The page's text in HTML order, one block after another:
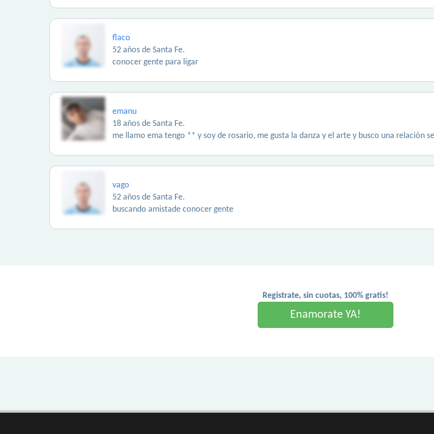
flaco
52 años de Santa Fe.
conocer gente para ligar
emanu
18 años de Santa Fe.
me llamo ema tengo ** y soy de rosario, me gusta la danza y el arte y busco una relación
vago
52 años de Santa Fe.
buscando amistade conocer gente
Registrate, sin cuotas, 100% gratis!
Enamorate YA!